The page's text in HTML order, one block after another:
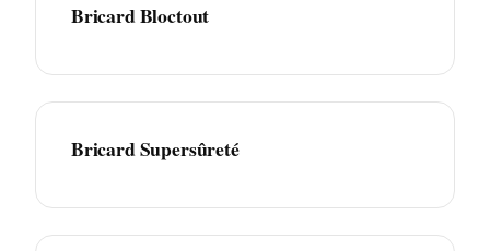
Bricard Bloctout
Bricard Supersûreté